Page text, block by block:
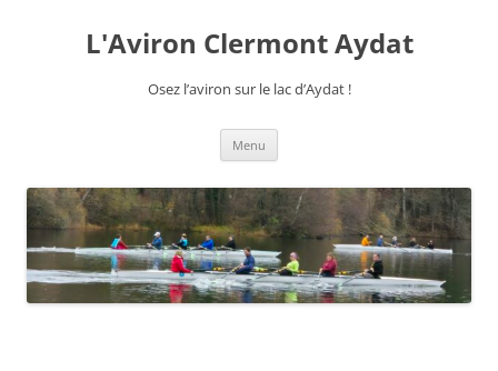
L'Aviron Clermont Aydat
Osez l’aviron sur le lac d’Aydat !
Menu